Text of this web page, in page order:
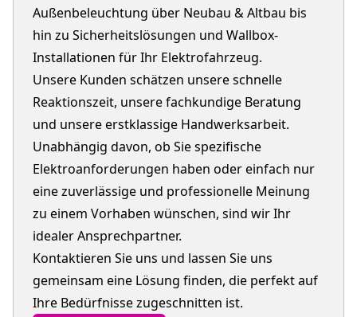
Außenbeleuchtung über Neubau & Altbau bis
hin zu Sicherheitslösungen und Wallbox-
Installationen für Ihr Elektrofahrzeug.
Unsere Kunden schätzen unsere schnelle
Reaktionszeit, unsere fachkundige Beratung
und unsere erstklassige Handwerksarbeit.
Unabhängig davon, ob Sie spezifische
Elektroanforderungen haben oder einfach nur
eine zuverlässige und professionelle Meinung
zu einem Vorhaben wünschen, sind wir Ihr
idealer Ansprechpartner.
Kontaktieren Sie uns und lassen Sie uns
gemeinsam eine Lösung finden, die perfekt auf
Ihre Bedürfnisse zugeschnitten ist.